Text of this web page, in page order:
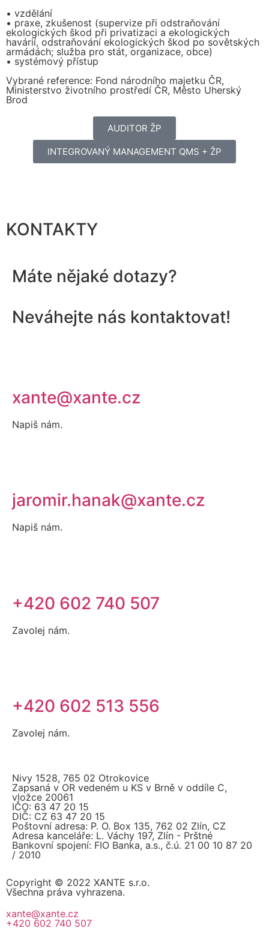
• vzdělání
• praxe, zkušenost (supervize při odstraňování
ekologických škod při privatizaci a ekologických
havárií, odstraňování ekologických škod po sovětských
armádách; služba pro stát, organizace, obce)
• systémový přístup
Vybrané reference: Fond národního majetku ČR,
Ministerstvo životního prostředí ČR, Město Uherský
Brod
AUDITOR ŽP
INTEGROVANÝ MANAGEMENT QMS + ŽP
KONTAKTY
Nivy 1528, 765 02 Otrokovice
Zapsaná v OR vedeném u KS v Brně v oddíle C,
vložce 20061
IČO: 63 47 20 15
DIČ: CZ 63 47 20 15
Poštovní adresa: P. O. Box 135, 762 02 Zlín, CZ
Adresa kanceláře: L. Váchy 197, Zlín - Prštné
Bankovní spojení: FIO Banka, a.s., č.ú. 21 00 10 87 20
/ 2010
Máte nějaké dotazy?
Neváhejte nás kontaktovat!
xante@xante.cz
Napiš nám.
jaromir.hanak@xante.cz
Napiš nám.
+420 602 740 507
Zavolej nám.
+420 602 513 556
Zavolej nám.
Copyright © 2022 XANTE s.r.o.
Všechna práva vyhrazena.
xante@xante.cz
+420 602 740 507